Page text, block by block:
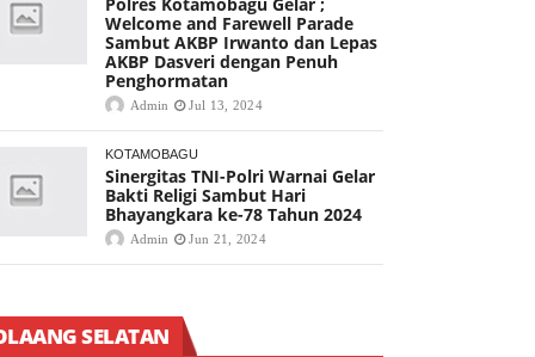
Welcome and Farewell Parade
Sambut AKBP Irwanto dan Lepas
AKBP Dasveri dengan Penuh
Penghormatan
Admin Jul 13, 2024
KOTAMOBAGU
Sinergitas TNI-Polri Warnai Gelar
Bakti Religi Sambut Hari
Bhayangkara ke-78 Tahun 2024
Admin Jun 21, 2024
SELATAN